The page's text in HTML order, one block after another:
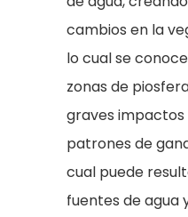
cambios en la
lo cual se
zonas de
graves
patrones de
cual puede
fuentes de agua